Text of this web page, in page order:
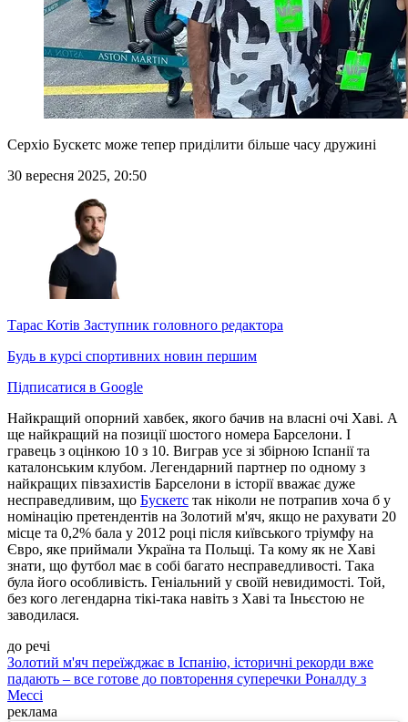
Серхіо Бускетс може тепер приділити більше часу дружині
30 вересня 2025, 20:50
Тарас Котів Заступник головного редактора
Будь в курсі спортивних новин першим
Підписатися в Google
Найкращий опорний хавбек, якого бачив на власні очі Хаві. А
ще найкращий на позиції шостого номера Барселони. І
гравець з оцінкою 10 з 10. Виграв усе зі збірною Іспанії та
каталонським клубом. Легендарний партнер по одному з
найкращих півзахистів Барселони в історії вважає дуже
несправедливим, що Бускетс так ніколи не потрапив хоча б у
номінацію претендентів на Золотий м'яч, якщо не рахувати 20
місце та 0,2% бала у 2012 році після київського тріумфу на
Євро, яке приймали Україна та Польщі. Та кому як не Хаві
знати, що футбол має в собі багато несправедливості. Така
була його особливість. Геніальний у своїй невидимості. Той,
без кого легендарна тікі-така навіть з Хаві та Іньєстою не
заводилася.
до речі
Золотий м'яч переїжджає в Іспанію, історичні рекорди вже
падають – все готове до повторення суперечки Роналду з
Мессі
реклама